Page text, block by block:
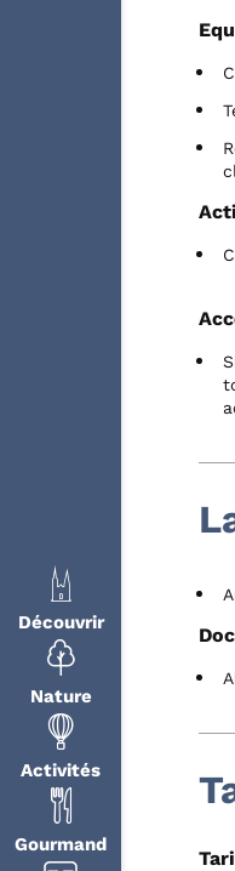
Découvrir
Nature
Activités
Gourmand